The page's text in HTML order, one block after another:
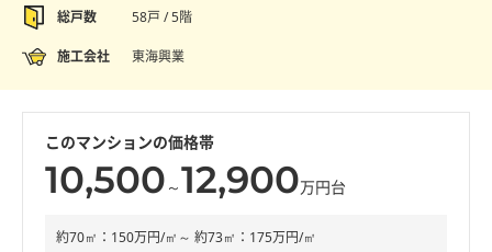
総戸数 58戸 / 5階
施工会社 東海興業
このマンションの価格帯
10,500 ～12,900万円台
約70㎡：150万円/㎡～ 約73㎡：175万円/㎡